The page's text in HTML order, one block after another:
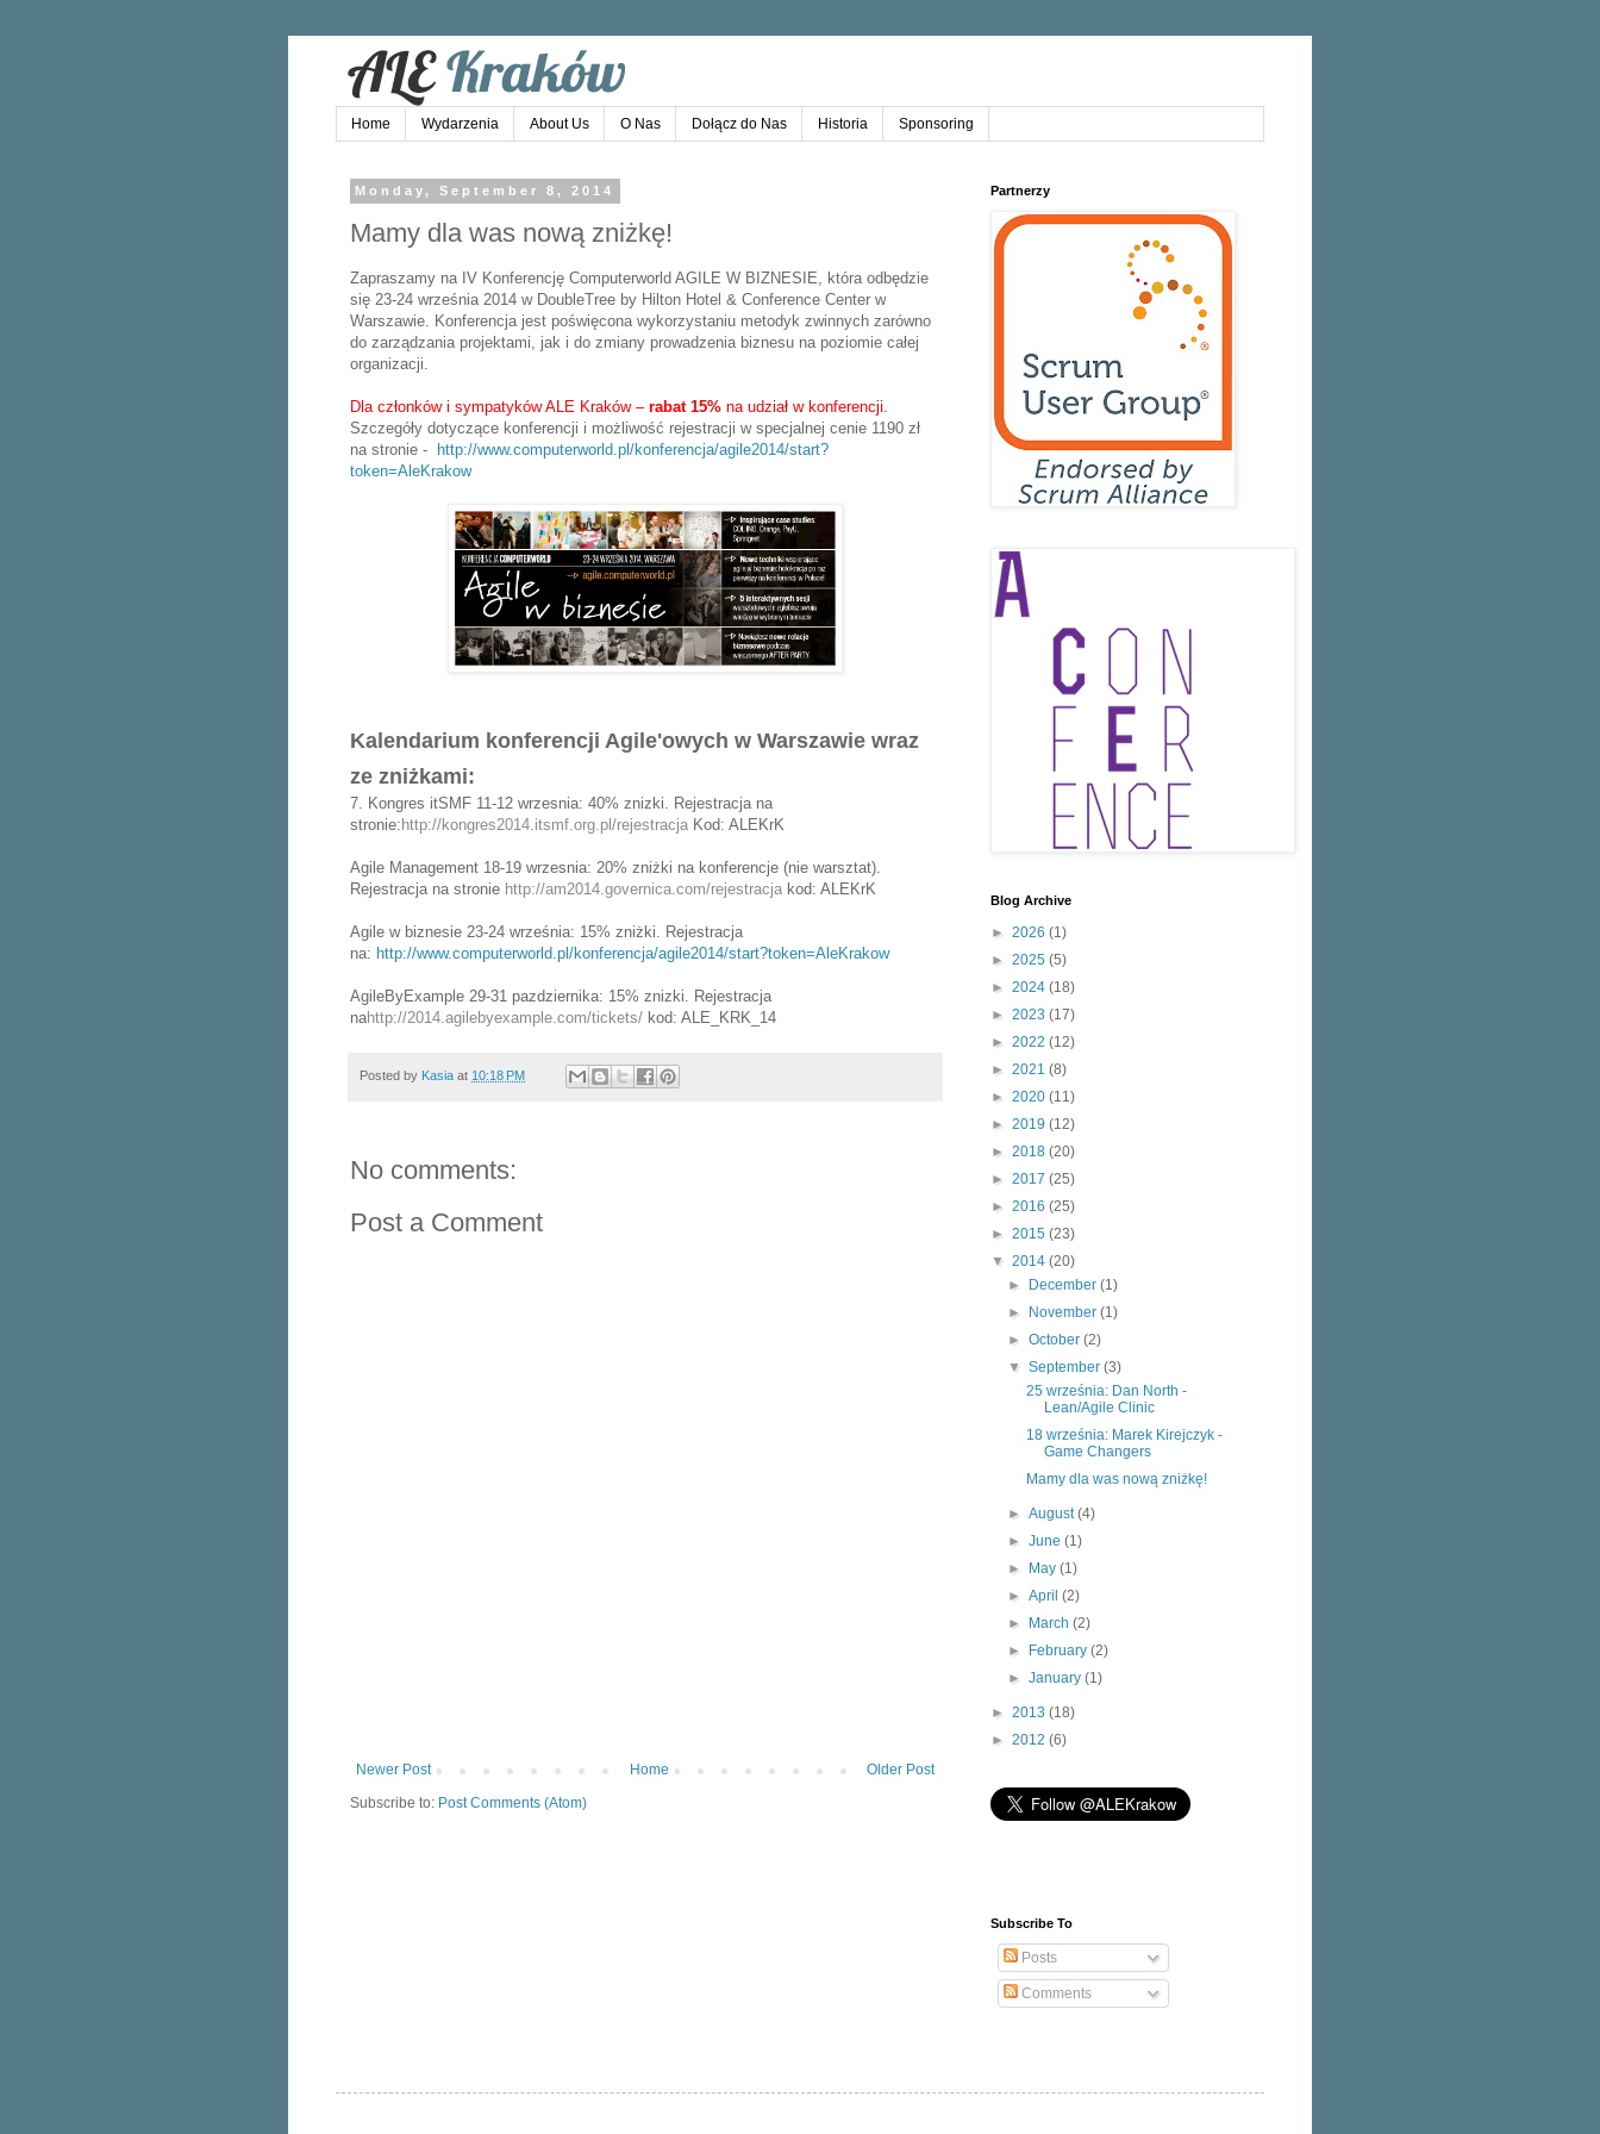
Home Wydarzenia About Us O Nas Dołącz do Nas Historia Sponsoring
Monday, September 8, 2014
Mamy dla was nową zniżkę!
Zapraszamy na IV Konferencję Computerworld AGILE W BIZNESIE, która odbędzie
się 23-24 września 2014 w DoubleTree by Hilton Hotel & Conference Center w
Warszawie. Konferencja jest poświęcona wykorzystaniu metodyk zwinnych zarówno
do zarządzania projektami, jak i do zmiany prowadzenia biznesu na poziomie całej
organizacji.
Dla członków i sympatyków ALE Kraków – rabat 15% na udział w konferencji.
Szczegóły dotyczące konferencji i możliwość rejestracji w specjalnej cenie 1190 zł
na stronie -
http://www.computerworld.pl/konferencja/agile2014/start?
token=AleKrakow
Kalendarium konferencji Agile'owych w Warszawie wraz
ze zniżkami:
7. Kongres itSMF 11-12 wrzesnia: 40% znizki. Rejestracja na
stronie: http://kongres2014.itsmf.org.pl/rejestracja Kod: ALEKrK
Agile Management 18-19 wrzesnia: 20% zniżki na konferencje (nie warsztat).
Rejestracja na stronie http://am2014.governica.com/rejestracja kod: ALEKrK
Agile w biznesie 23-24 września: 15% zniżki. Rejestracja
na: http://www.computerworld.pl/konferencja/agile2014/start?token=AleKrakow
AgileByExample 29-31 pazdziernika: 15% znizki. Rejestracja
nahttp://2014.agilebyexample.com/tickets/ kod: ALE_KRK_14
Posted by Kasia at 10:18 PM
No comments:
Post a Comment
Newer Post Older Post
Home
Subscribe to: Post Comments (Atom)
Partnerzy
Blog Archive
► 2026 (1)
► 2025 (5)
► 2024 (18)
► 2023 (17)
► 2022 (12)
► 2021 (8)
► 2020 (11)
► 2019 (12)
► 2018 (20)
► 2017 (25)
► 2016 (25)
► 2015 (23)
▼ 2014 (20)
►
December(1)
►
November(1)
►October(2)
▼September(3)
25 września: Dan North -
Lean/Agile Clinic
18 września: Marek Kirejczyk -
Game Changers
Mamy dla was nową zniżkę!
►August(4)
►June(1)
►
May(1)
►April(2)
►
March(2)
►
February(2)
►January(1)
► 2013 (18)
► 2012 (6)
Subscribe To
Posts
Comments